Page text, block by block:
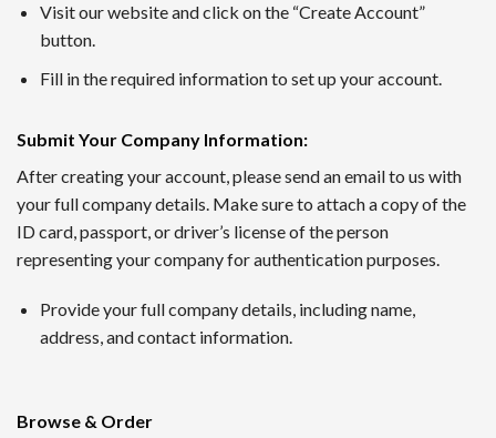
Visit our website and click on the “Create Account”
button.
Fill in the required information to set up your account.
Submit Your Company Information:
After creating your account, please send an email to us with
your full company details. Make sure to attach a copy of the
ID card, passport, or driver’s license of the person
representing your company for authentication purposes.
Provide your full company details, including name,
address, and contact information.
Browse & Order
TAROがピックアップした、2026年7月時点でに日本のユー
1番 ワンダーカジノ
ンクダウンなしというシステムで、長期的にプレイするほ
2nd ルーベット
Read Review
サッカーや野球など国内のスポーツにも幅広く対応するスポ